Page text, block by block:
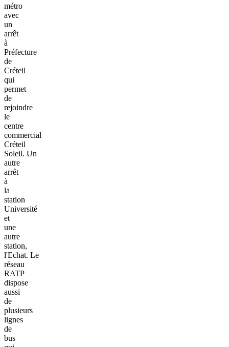
métro
avec
un
arrêt
à
Préfecture
de
Créteil
qui
permet
de
rejoindre
le
centre
commercial
Créteil
Soleil. Un
autre
arrêt
à
la
station
Université
et
une
autre
station,
l'Echat. Le
réseau
RATP
dispose
aussi
de
plusieurs
lignes
de
bus